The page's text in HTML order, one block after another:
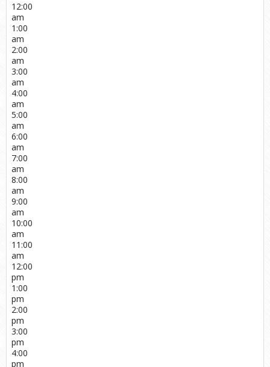
12:00
am
1:00
am
2:00
am
3:00
am
4:00
am
5:00
am
6:00
am
7:00
am
8:00
am
9:00
am
10:00
am
11:00
am
12:00
pm
1:00
pm
2:00
pm
3:00
pm
4:00
pm